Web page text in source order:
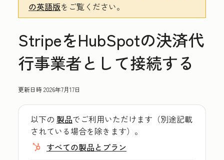
の英語版をご覧ください。
StripeをHubSpotの決済代
行事業者として接続する
更新日時2026年7月17日
以下の 製品でご利用いただけます（別途記載
されている場合を除きます）。
すべての製品とプラン